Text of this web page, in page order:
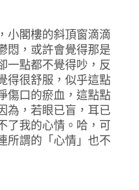
小閣樓的斜頂窗滴滴
悶，或許會覺得那是
一點都不覺得吵，反
得很舒服，似乎這點
傷口的瘀血，這點點
為，若眼已盲，耳已
了我的心情。哈，可
所謂的「心情」也不